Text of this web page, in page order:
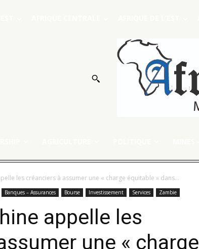
les créanciers à assumer une « charge équitable » dans...
Banques – Assurances Bourse Investissement Services Zambie
appelle les
une « charge